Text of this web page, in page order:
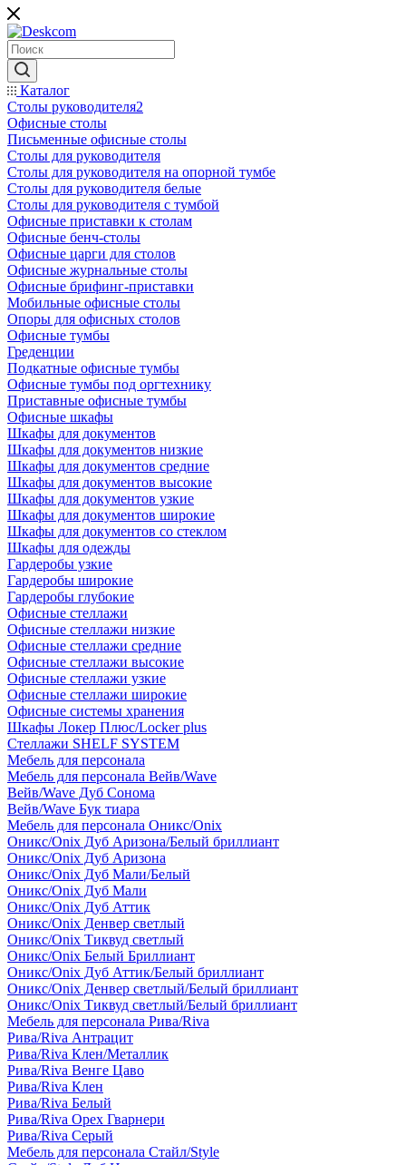
Каталог
Столы руководителя2
Офисные столы
Письменные офисные столы
Столы для руководителя
Столы для руководителя на опорной тумбе
Столы для руководителя белые
Столы для руководителя с тумбой
Офисные приставки к столам
Офисные бенч-столы
Офисные царги для столов
Офисные журнальные столы
Офисные брифинг-приставки
Мобильные офисные столы
Опоры для офисных столов
Офисные тумбы
Греденции
Подкатные офисные тумбы
Офисные тумбы под оргтехнику
Приставные офисные тумбы
Офисные шкафы
Шкафы для документов
Шкафы для документов низкие
Шкафы для документов средние
Шкафы для документов высокие
Шкафы для документов узкие
Шкафы для документов широкие
Шкафы для документов со стеклом
Шкафы для одежды
Гардеробы узкие
Гардеробы широкие
Гардеробы глубокие
Офисные стеллажи
Офисные стеллажи низкие
Офисные стеллажи средние
Офисные стеллажи высокие
Офисные стеллажи узкие
Офисные стеллажи широкие
Офисные системы хранения
Шкафы Локер Плюс/Locker plus
Стеллажи SHELF SYSTEM
Мебель для персонала
Мебель для персонала Вейв/Wave
Вейв/Wave Дуб Сонома
Вейв/Wave Бук тиара
Мебель для персонала Оникс/Onix
Оникс/Onix Дуб Аризона/Белый бриллиант
Оникс/Onix Дуб Аризона
Оникс/Onix Дуб Мали/Белый
Оникс/Onix Дуб Мали
Оникс/Onix Дуб Аттик
Оникс/Onix Денвер светлый
Оникс/Onix Тиквуд светлый
Оникс/Onix Белый Бриллиант
Оникс/Onix Дуб Аттик/Белый бриллиант
Оникс/Onix Денвер светлый/Белый бриллиант
Оникс/Onix Тиквуд светлый/Белый бриллиант
Мебель для персонала Рива/Riva
Рива/Riva Антрацит
Рива/Riva Клен/Металлик
Рива/Riva Венге Цаво
Рива/Riva Клен
Рива/Riva Белый
Рива/Riva Орех Гварнери
Рива/Riva Серый
Мебель для персонала Стайл/Style